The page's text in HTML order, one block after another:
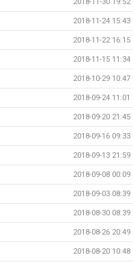
2018-11-24 15:43
2018-11-22 16:15
2018-11-15 11:34
2018-10-29 10:47
2018-09-24 11:01
2018-09-20 21:45
2018-09-16 09:33
2018-09-13 21:59
2018-09-08 00:09
2018-09-03 08:39
2018-08-30 08:39
2018-08-26 20:49
2018-08-20 10:48